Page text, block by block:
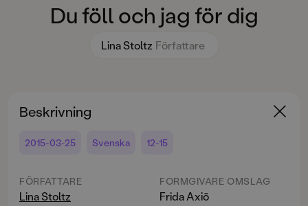
Du föll och jag för dig
Lina Stoltz Författare
Beskrivning
2015-03-25 Svenska 12-15
FÖRFATTARE
Lina Stoltz
FORMGIVARE OMSLAG
Frida Axiö